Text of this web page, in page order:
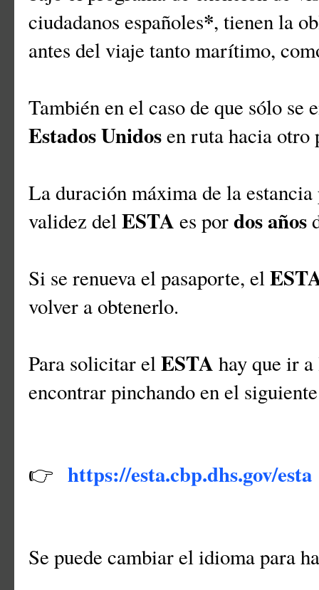
ciudadanos españoles*, tienen la
antes del viaje tanto marítimo,
También en el caso de que sólo se
Estados Unidosen ruta hacia otro
La duración máxima de la
validez delESTA es pordos años
Si se renueva el pasaporte, el
volver a obtenerlo.
Para solicitar elESTA hay que ir
encontrar pinchando en el
👉 https://esta.cbp.dhs.gov/esta
Se puede cambiar el idioma para